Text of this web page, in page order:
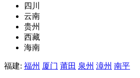
四川
云南
贵州
西藏
海南
福建: 福州 厦门 莆田 泉州 漳州 南平